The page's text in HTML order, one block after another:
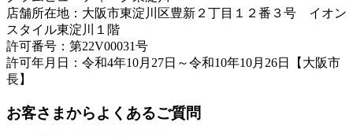
店舗所在地：大阪市東淀川区豊新２丁目１２番３号 イオン
スタイル東淀川１階
許可番号：第22V00031号
許可年月日：令和4年10月27日～令和10年10月26日【大阪市
長】
お客さまからよくあるご質問